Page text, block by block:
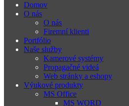
Domov
O nás
O nás
Firemní klienti
Portfólio
Naše služby
Kamerové systémy
Propagačné videá
Web stránky a eshopy
Výukové produkty
MS Office
MS WORD